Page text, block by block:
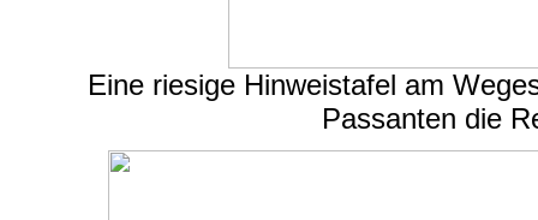
Eine riesige Hinweistafel am
Passanten die